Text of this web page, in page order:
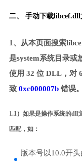
二、 手动下载libcef.dll
1、从本页面搜索
是system系统目录或
使用 32 位 DLL，对
致 0xc000007b错误。
1.1）如果是操作系统的dll
匹配，如：
版本号以10.0开